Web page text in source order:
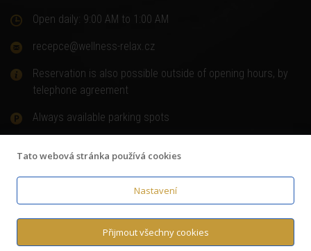
Open daily: 9:00 AM to 1:00 AM
recepce@wellness-relax.cz
Reservation is also possible outside of opening hours, by
telephone agreement
Always available parking spots
© Copyright 2018Wellness-relax.cz,Terms and Conditions,
GDPR Authorization to process personal data
Tato webová stránka používá cookies
Nastavení
Přijmout všechny cookies